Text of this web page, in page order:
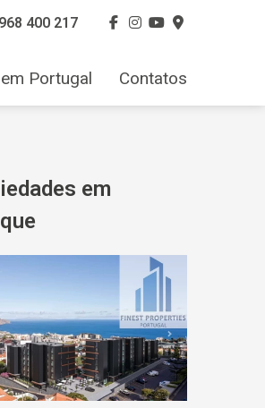
400 217
Portugal Contatos
em